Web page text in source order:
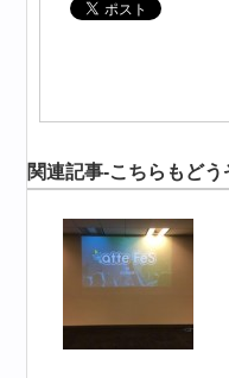
関連記事-こちらもどう